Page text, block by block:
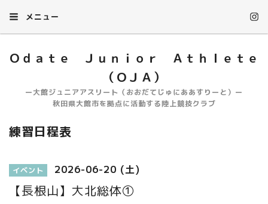
メニュー
Ｏｄａｔｅ Ｊｕｎｉｏｒ Ａｔｈｌｅｔｅ
（ＯＪＡ）
ー大館ジュニアアスリート（おおだてじゅにああすりーと）ー
秋田県大館市を拠点に活動する陸上競技クラブ
練習日程表
イベント 2026-06-20 (土)
【長根山】大北総体①